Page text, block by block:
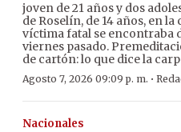
joven de 21 años y dos
de Roselín, de 14 años, en la
víctima fatal se encontraba
viernes pasado.
de cartón: lo que dice la
Agosto 7, 2026 09:09 p. m. ·
Nacionales